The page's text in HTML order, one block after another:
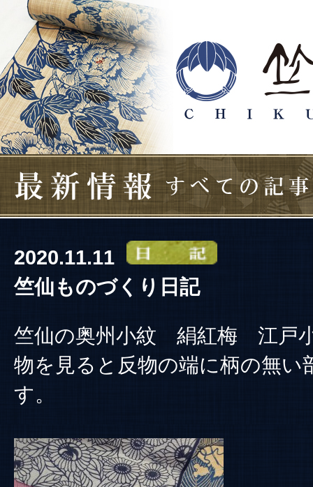
2020.11.11
竺仙ものづくり日記
竺仙の奥州小紋 絹紅梅 江戸
物を見ると反物の端に柄の無い
す。